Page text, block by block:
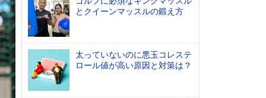
とクイーンマッスルの鍛え方
太っていないのに悪玉コレステ
ロール値が高い原因と対策は？